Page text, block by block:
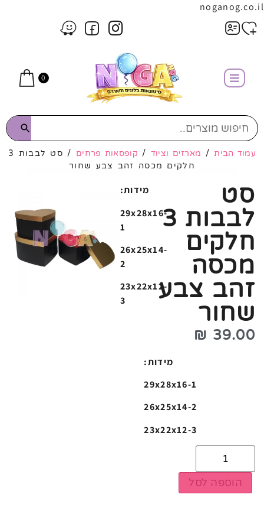
noganog.co.il
0
עמוד הבית/ מארזים וציוד / קופסאות פרחים
/ סט לבבות 3
חלקים מכסה זהב צבע שחור
סט
לבבות 3
חלקים
מכסה
זהב צבע
שחור
39.00
₪
:מידות
29x28x16-1
26x25x14-2
23x22x12-3
הוספה לסל
:מידות
29x28x16-
1
26x25x14-
2
23x22x12-
3